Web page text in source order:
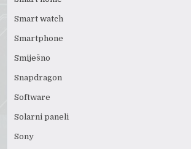
Smart watch
Smartphone
Smiješno
Snapdragon
Software
Solarni paneli
Sony